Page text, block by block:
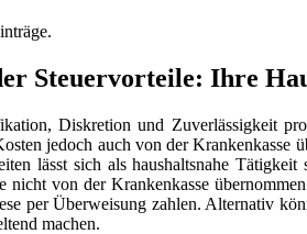
Steuervorteile: Ihre
Diskretion und Zuverlässigkeit
jedoch auch von der Krankenkasse
lässt sich als haushaltsnahe
nicht von der Krankenkasse
per Überweisung zahlen. Alternativ
machen.